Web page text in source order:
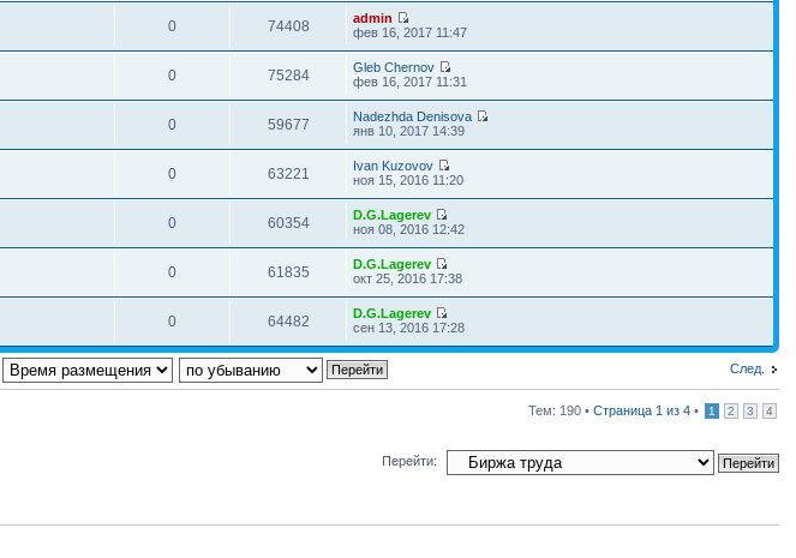
0 74408
admin
фев 16, 2017 11:47
0 75284
Gleb Chernov
фев 16, 2017 11:31
0 59677
Nadezhda Denisova
янв 10, 2017 14:39
0 63221
Ivan Kuzovov
ноя 15, 2016 11:20
0 60354
D.G.Lagerev
ноя 08, 2016 12:42
0 61835
D.G.Lagerev
окт 25, 2016 17:38
0 64482
D.G.Lagerev
сен 13, 2016 17:28
След.
Тем: 190 • Страница 1 из 4 • 1 2 3 4
Перейти: